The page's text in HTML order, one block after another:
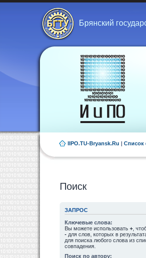
Брянский
IIPO.TU-Bryansk.Ru |
Поиск
ЗАПРОС
Ключевые слова:
Вы можете использовать + ,
- для слов, которых в
для поиска любого слова из
совпадения.
Поиск по автору: